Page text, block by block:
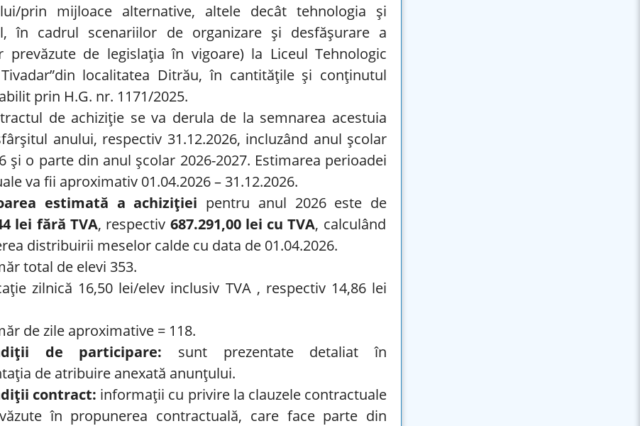
prin mijloace alternative, altele decât tehnologia și
în cadrul scenariilor de organizare și desfășurare a
prevăzute de legislația în vigoare) la Liceul Tehnologic
Tivadar”din localitatea Ditrău, în cantitățile și conținutul
prin H.G. nr. 1171/2025.
de achiziţie se va derula de la semnarea acestuia
anului, respectiv 31.12.2026, incluzând anul școlar
și o parte din anul școlar 2026-2027. Estimarea perioadei
va fii aproximativ 01.04.2026 – 31.12.2026.
estimată a achiziţiei pentru anul 2026 este de
lei fără TVA, respectiv 687.291,00 lei cu TVA, calculând
distribuirii meselor calde cu data de 01.04.2026.
total de elevi 353.
zilnică 16,50 lei/elev inclusiv TVA , respectiv 14,86 lei
de zile aproximative = 118.
de participare: sunt prezentate detaliat în
de atribuire anexată anunțului.
contract: informații cu privire la clauzele contractuale
în propunerea contractuală, care face parte din